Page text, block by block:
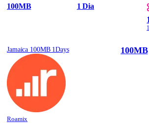
100MB 1 Dia
Jamaica 100MB 1Days
Roamix
100MB